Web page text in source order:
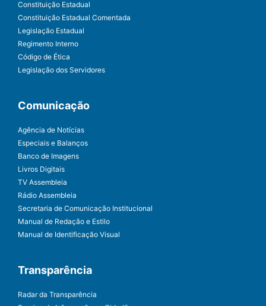
Constituição Estadual
Constituição Estadual Comentada
Legislação Estadual
Regimento Interno
Código de Ética
Legislação dos Servidores
Comunicação
Agência de Notícias
Especiais e Balanços
Banco de Imagens
Livros Digitais
TV Assembleia
Rádio Assembleia
Secretaria de Comunicação Institucional
Manual de Redação e Estilo
Manual de Identificação Visual
Transparência
Radar da Transparência